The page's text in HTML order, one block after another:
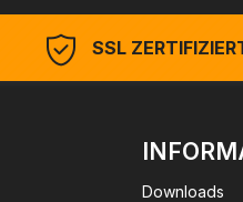
SSL
Downloads